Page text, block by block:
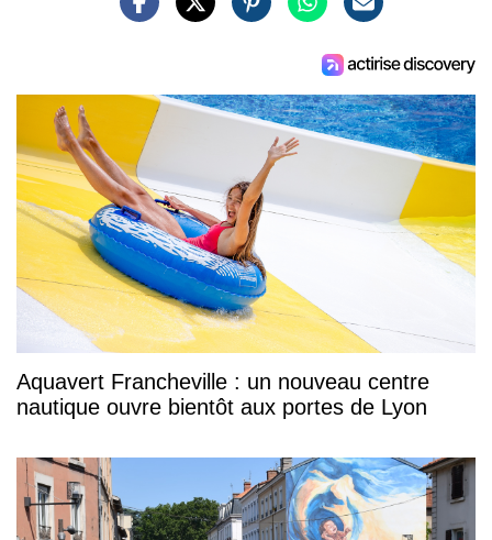
Aquavert Francheville : un nouveau centre
nautique ouvre bientôt aux portes de Lyon